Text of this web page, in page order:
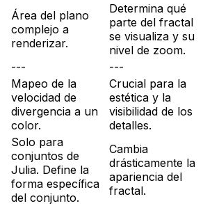
Área del plano
complejo a
renderizar.
Determina qué
parte del fractal
se visualiza y su
nivel de zoom.
--- ---
Mapeo de la
velocidad de
divergencia a un
color.
Crucial para la
estética y la
visibilidad de los
detalles.
Solo para
conjuntos de
Julia. Define la
forma específica
del conjunto.
Cambia
drásticamente la
apariencia del
fractal.